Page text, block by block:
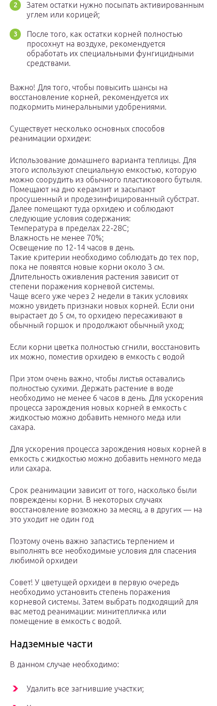
Затем остатки нужно посыпать активированным
углем или корицей;
После того, как остатки корней полностью
просохнут на воздухе, рекомендуется
обработать их специальными фунгицидными
средствами.
Важно! Для того, чтобы повысить шансы на
восстановление корней, рекомендуется их
подкормить минеральными удобрениями.
Существует несколько основных способов
реанимации орхидеи:
Использование домашнего варианта теплицы. Для
этого используют специальную емкостью, которую
можно соорудить из обычного пластикового бутыля.
Помещают на дно керамзит и засыпают
просушенный и продезинфицированный субстрат.
Далее помещают туда орхидею и соблюдают
следующие условия содержания:
Температура в пределах 22-28С;
Влажность не менее 70%;
Освещение по 12-14 часов в день.
Такие критерии необходимо соблюдать до тех пор,
пока не появятся новые корни около 3 см.
Длительность оживления растения зависит от
степени поражения корневой системы.
Чаще всего уже через 2 недели в таких условиях
можно увидеть признаки новых корней. Если они
вырастает до 5 см, то орхидею пересаживают в
обычный горшок и продолжают обычный уход;
Если корни цветка полностью сгнили, восстановить
их можно, поместив орхидею в емкость с водой
При этом очень важно, чтобы листья оставались
полностью сухими. Держать растение в воде
необходимо не менее 6 часов в день. Для ускорения
процесса зарождения новых корней в емкость с
жидкостью можно добавить немного меда или
сахара.
Для ускорения процесса зарождения новых корней в
емкость с жидкостью можно добавить немного меда
или сахара.
Срок реанимации зависит от того, насколько были
повреждены корни. В некоторых случаях
восстановление возможно за месяц, а в других — на
это уходит не один год
Поэтому очень важно запастись терпением и
выполнять все необходимые условия для спасения
любимой орхидеи
Совет! У цветущей орхидеи в первую очередь
необходимо установить степень поражения
корневой системы. Затем выбрать подходящий для
вас метод реанимации: минитепличка или
помещение в емкость с водой.
Надземные части
В данном случае необходимо:
Удалить все загнившие участки;